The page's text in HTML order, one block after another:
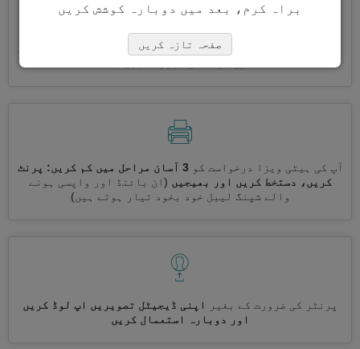
ایک ساتھ کئی ویزے درخواست کریں خود بخود، تکراری معلومات
آپ کی ہیٹی ویزا درخواست کو
3 آسان مراحل میں کم کریں: پرنٹ
کریں، دستخط کریں اور بھیجیں (ان بائنڈ اور واپسی ہونے
والے شپنگ لیبل خود بخود تیار ہوتے ہیں)
پرنٹر کی ضرورت کے بغیر
اپنی ڈیجیٹل تصویریں اپ لوڈ کریں
اور دوبارہ استعمال کریں
براہ کرم، بعد میں دوبارہ کوشش کریں
صفحہ تازہ کریں